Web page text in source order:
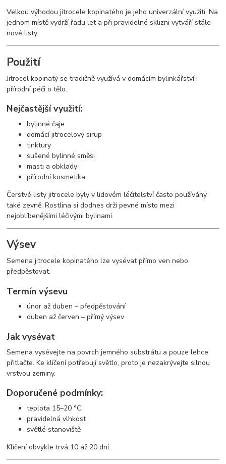
Velkou výhodou jitrocele kopinatého je jeho univerzální využití. Na
jednom místě vydrží řadu let a při pravidelné sklizni vytváří stále
nové listy.
Použití
Jitrocel kopinatý se tradičně využívá v domácím bylinkářství i
přírodní péči o tělo.
Nejčastější využití:
bylinné čaje
domácí jitrocelový sirup
tinktury
sušené bylinné směsi
masti a obklady
přírodní kosmetika
Čerstvé listy jitrocele byly v lidovém léčitelství často používány
také zevně. Rostlina si dodnes drží pevné místo mezi
nejoblíbenějšími léčivými bylinami.
Výsev
Semena jitrocele kopinatého lze vysévat přímo ven nebo
předpěstovat.
Termín výsevu
únor až duben – předpěstování
duben až červen – přímý výsev
Jak vysévat
Semena vysévejte na povrch jemného substrátu a pouze lehce
přitlačte. Ke klíčení potřebují světlo, proto je nezakrývejte silnou
vrstvou zeminy.
Doporučené podmínky:
teplota 15–20 °C
pravidelná vlhkost
světlé stanoviště
Klíčení obvykle trvá 10 až 20 dní.